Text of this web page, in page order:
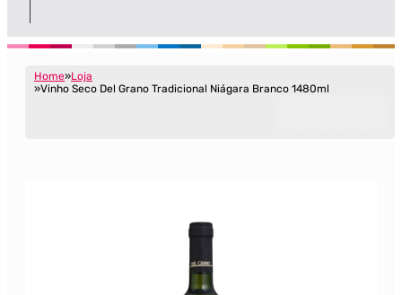
Home Loja
Vinho Seco Del Grano Tradicional Niágara Branco 1480ml